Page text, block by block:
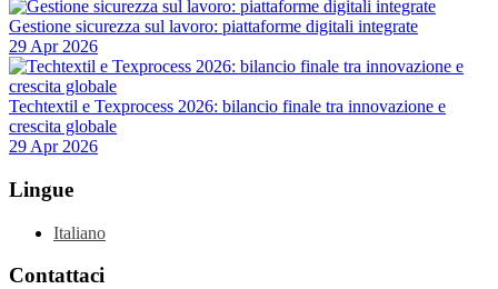
Gestione sicurezza sul lavoro: piattaforme digitali integrate
29 Apr 2026
Techtextil e Texprocess 2026: bilancio finale tra innovazione e
crescita globale
29 Apr 2026
Lingue
Italiano
Contattaci